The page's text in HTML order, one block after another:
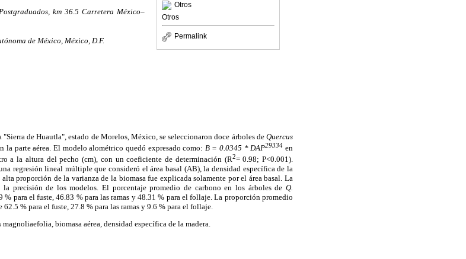
Otros
Otros
Permalink
km 36.5 Carretera México–
de México, México, D.F.
de Huautla", estado de Morelos, México, se seleccionaron doce árboles de Quercus
la parte aérea. El modelo alométrico quedó expresado como: B = 0.0345 * DAP29334 en
a la altura del pecho (cm), con un coeficiente de determinación (R2= 0.98; P<0.001).
regresión lineal múltiple que consideró el área basal (AB), la densidad específica de la
proporción de la varianza de la biomasa fue explicada solamente por el área basal. La
precisión de los modelos. El porcentaje promedio de carbono en los árboles de Q.
% para el fuste, 46.83 % para las ramas y 48.31 % para el follaje. La proporción promedio
% para el fuste, 27.8 % para las ramas y 9.6 % para el follaje.
biomasa aérea, densidad específica de la madera.